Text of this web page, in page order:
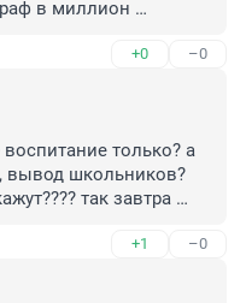
в миллион
+0 –0
только? а
вывод школьников?
так завтра
+1 –0